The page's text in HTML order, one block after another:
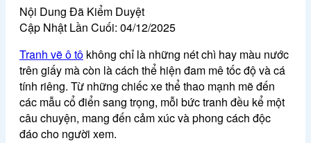
Nội Dung Đã Kiểm Duyệt
Cập Nhật Lần Cuối: 04/12/2025
Tranh vẽ ô tô không chỉ là những nét chì hay màu nước
trên giấy mà còn là cách thể hiện đam mê tốc độ và cá
tính riêng. Từ những chiếc xe thể thao mạnh mẽ đến
các mẫu cổ điển sang trọng, mỗi bức tranh đều kể một
câu chuyện, mang đến cảm xúc và phong cách độc
đáo cho người xem.